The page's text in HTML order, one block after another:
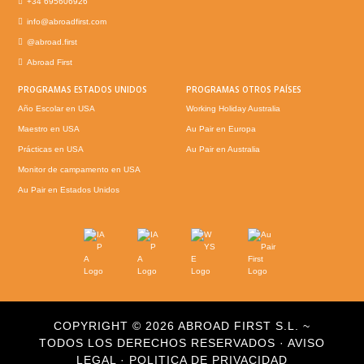
info@abroadfirst.com
@abroad.first
Abroad First
PROGRAMAS ESTADOS UNIDOS
Año Escolar en USA
Maestro en USA
Prácticas en USA
Monitor de campamento en USA
Au Pair en Estados Unidos
PROGRAMAS OTROS PAÍSES
Working Holiday Australia
Au Pair en Europa
Au Pair en Australia
COPYRIGHT © 2026 ABROAD FIRST S.L. ~
TODOS LOS DERECHOS RESERVADOS · AVISO
LEGAL
· POLITICA DE PRIVACIDAD